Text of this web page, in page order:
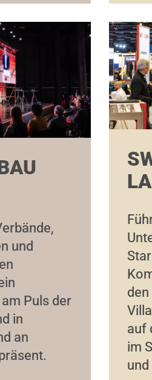
und
Puls der
in
an
auf
im